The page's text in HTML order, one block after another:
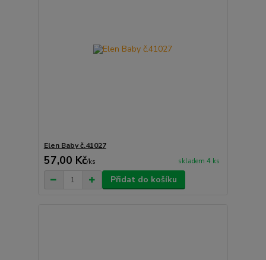
Elen Baby č.41027
57,00 Kč/ks skladem 4 ks
Přidat do košíku